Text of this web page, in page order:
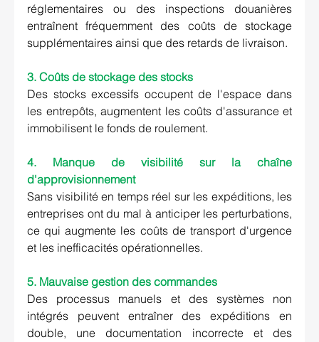
réglementaires ou des inspections douanières
entraînent fréquemment des coûts de stockage
supplémentaires ainsi que des retards de livraison.
3. Coûts de stockage des stocks
Des stocks excessifs occupent de l'espace dans
les entrepôts, augmentent les coûts d'assurance et
immobilisent le fonds de roulement.
4. Manque de visibilité sur la chaîne
d'approvisionnement
Sans visibilité en temps réel sur les expéditions, les
entreprises ont du mal à anticiper les perturbations,
ce qui augmente les coûts de transport d'urgence
et les inefficacités opérationnelles.
5. Mauvaise gestion des commandes
Des processus manuels et des systèmes non
intégrés peuvent entraîner des expéditions en
double, une documentation incorrecte et des